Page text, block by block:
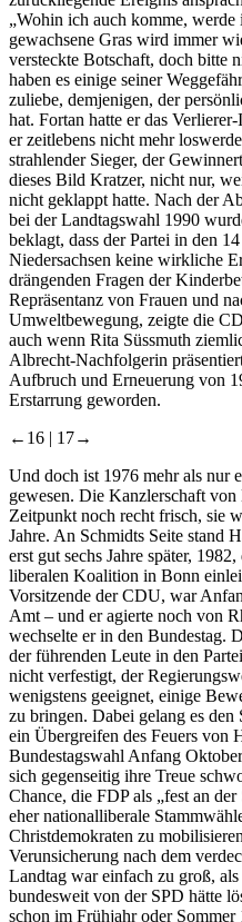
„Wohin ich auch komme,
gewachsene Gras wird immer
versteckte Botschaft, doch bitte
haben es einige seiner
zuliebe, demjenigen, der
hat. Fortan hatte er das
er zeitlebens nicht mehr
strahlender Sieger, der
dieses Bild Kratzer, nicht nur,
nicht geklappt hatte. Nach der
bei der Landtagswahl 1990
beklagt, dass der Partei in den
Niedersachsen keine wirkliche
drängenden Fragen der
Repräsentanz von Frauen und
Umweltbewegung, zeigte die
auch wenn Rita Süssmuth
Albrecht-Nachfolgerin
Aufbruch und Erneuerung von
Erstarrung geworden.
←16 | 17→
Und doch ist 1976 mehr als nur
gewesen. Die Kanzlerschaft
Zeitpunkt noch recht frisch, sie
Jahre. An Schmidts Seite stand
erst gut sechs Jahre später,
liberalen Koalition in Bonn
Vorsitzende der CDU, war
Amt – und er agierte noch von
wechselte er in den Bundestag.
der führenden Leute in den
nicht verfestigt, der
wenigstens geeignet, einige
zu bringen. Dabei gelang es
ein Übergreifen des Feuers von
Bundestagswahl Anfang
sich gegenseitig ihre Treue
Chance, die FDP als „fest an
eher nationalliberale
Christdemokraten zu
Verunsicherung nach dem
Landtag war einfach zu groß,
bundesweit von der SPD hätte
schon im Frühjahr oder